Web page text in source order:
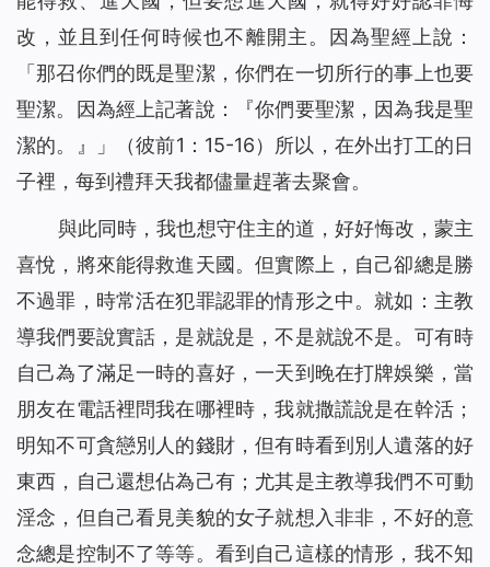
改，並且到任何時候也不離開主。因為聖經上說：
「那召你們的既是聖潔，你們在一切所行的事上也要
聖潔。因為經上記著說：『你們要聖潔，因為我是聖
潔的。
』」（彼前1：15-16）所以，在外出打工的日
子裡，每到禮拜天我都儘量趕著去聚會。
與此同時，我也想守住主的道，好好悔改，蒙主
喜悅，將來能得救進天國。但實際上，自己卻總是勝
不過罪，時常活在犯罪認罪的情形之中。就如：主教
導我們要說實話，是就說是，不是就說不是。可有時
自己為了滿足一時的喜好，一天到晚在打牌娛樂，當
朋友在電話裡問我在哪裡時，我就撒謊說是在幹活；
明知不可貪戀別人的錢財，但有時看到別人遺落的好
東西，自己還想佔為己有；尤其是主教導我們不可動
淫念，但自己看見美貌的女子就想入非非，不好的意
念總是控制不了等等。看到自己這樣的情形，我不知